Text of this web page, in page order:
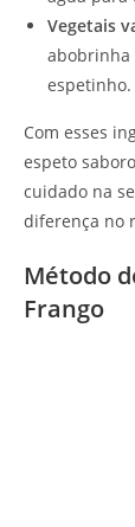
Vegetais
abobrinha
espetinho.
Com esses
espeto
cuidado na
diferença no
Método
Frango